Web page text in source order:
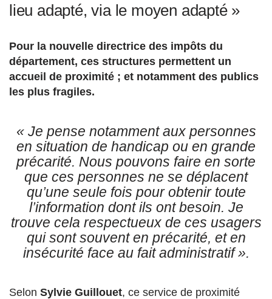
lieu adapté, via le moyen adapté »
Pour la nouvelle directrice des impôts du
département, ces structures permettent un
accueil de proximité ; et notamment des publics
les plus fragiles.
« Je pense notamment aux personnes
en situation de handicap ou en grande
précarité. Nous pouvons faire en sorte
que ces personnes ne se déplacent
qu’une seule fois pour obtenir toute
l’information dont ils ont besoin. Je
trouve cela respectueux de ces usagers
qui sont souvent en précarité, et en
insécurité face au fait administratif ».
Selon Sylvie Guillouet, ce service de proximité